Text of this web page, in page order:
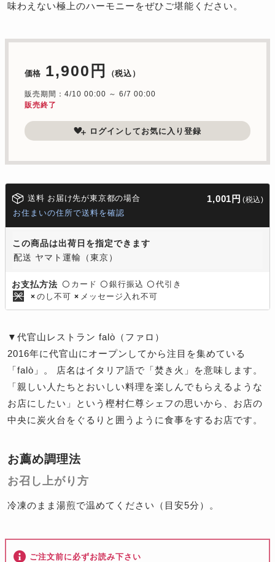
味わえない極上のハーモニーをぜひご堪能ください。
価格 1,900円 （税込）
販売期間：4/10 00:00 ～ 6/7 00:00
販売終了
ログインしてお気に入り登録
送料 お届け先が東京都の場合 1,001円 (税込)
お住まいの住所で送料を確認
この商品は出荷日を指定できます
配送 ヤマト運輸（東京）
お支払方法 〇 カード 〇 銀行振込 〇 代引き
× のし不可 × メッセージ入れ不可
▼代官山レストラン falò（ファロ）
2016年に代官山にオープンしてから注目を集めている
「falò」。 店名はイタリア語で「焚き火」を意味します。
「親しい人たちとおいしい料理を楽しんでもらえるような
お店にしたい」という樫村仁尊シェフの思いから、お店の
中央に炭火台をぐるりと囲うように食事をするお店です。
お薦め調理法
お召し上がり方
冷凍のまま湯煎で温めてください（目安5分）。
ご注文前に必ずお読み下さい